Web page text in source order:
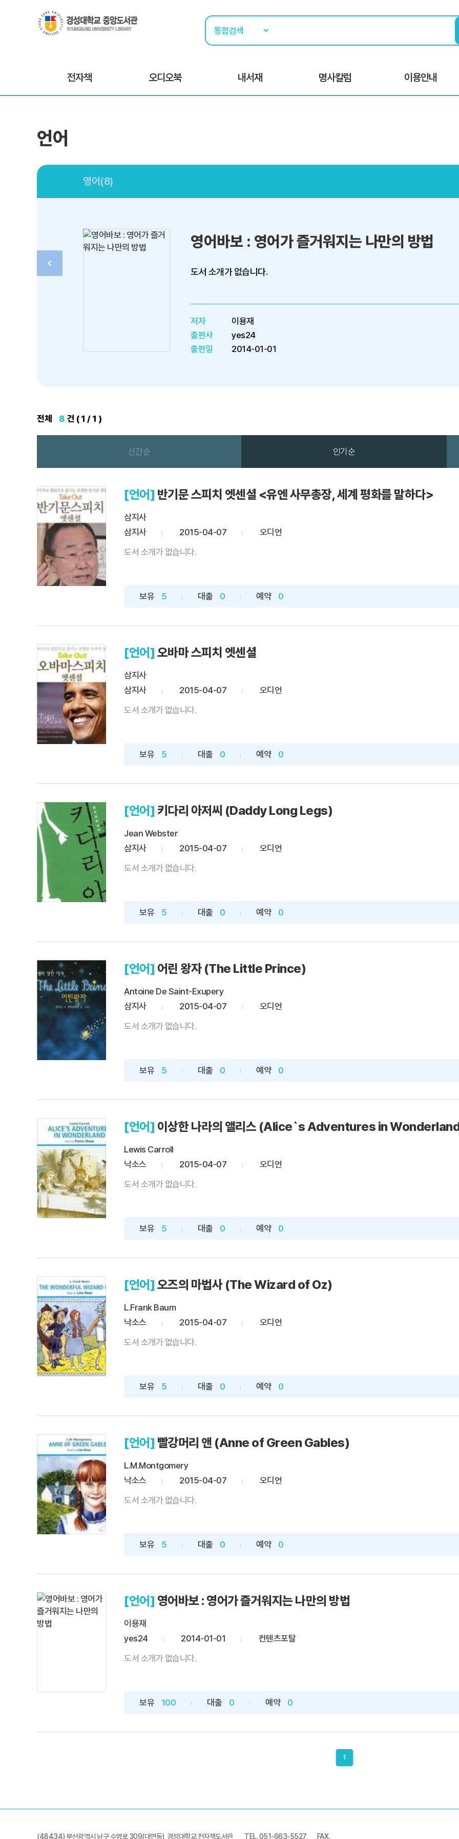
전자책 오디오북 내서재 명사칼럼 이용안내
언어
영어(8)
영어바보 : 영어가 즐거워지는 나만의 방법
도서 소개가 없습니다.
저자
이용재
출판사
yes24
출판일
2014-01-01
전체 8 건 ( 1 / 1 )
신간순 인기순
[언어] 반기문 스피치 엣센셜 <유엔 사무총장, 세계 평화를 말하다>
삼지사
삼지사
2015-04-07
오디언
도서 소개가 없습니다.
보유 5 대출 0 예약 0
[언어] 오바마 스피치 엣센셜
삼지사
삼지사
2015-04-07
오디언
도서 소개가 없습니다.
보유 5 대출 0 예약 0
[언어] 키다리 아저씨 (Daddy Long Legs)
Jean Webster
삼지사
2015-04-07
오디언
도서 소개가 없습니다.
보유 5 대출 0 예약 0
[언어] 어린 왕자 (The Little Prince)
Antoine De Saint-Exupery
삼지사
2015-04-07
오디언
도서 소개가 없습니다.
보유 5 대출 0 예약 0
[언어] 이상한 나라의 앨리스 (Alice`s Adventures in
Lewis Carroll
낙소스
2015-04-07
오디언
도서 소개가 없습니다.
보유 5 대출 0 예약 0
[언어] 오즈의 마법사 (The Wizard of Oz)
L.Frank Baum
낙소스
2015-04-07
오디언
도서 소개가 없습니다.
보유 5 대출 0 예약 0
[언어] 빨강머리 앤 (Anne of Green Gables)
L.M.Montgomery
낙소스
2015-04-07
오디언
도서 소개가 없습니다.
보유 5 대출 0 예약 0
[언어] 영어바보 : 영어가 즐거워지는 나만의 방법
이용재
yes24
2014-01-01
컨텐츠포탈
도서 소개가 없습니다.
보유 100 대출 0 예약 0
1
(48434) 부산광역시 남구 수영로 309(대연동) 경성대학교 전자책도서관 TEL. 051-663-5527 FAX.